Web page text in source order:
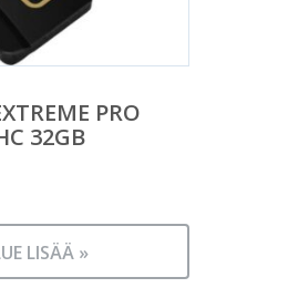
PRO
32GB
LISÄÄ »